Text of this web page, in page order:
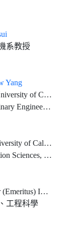
系教授
Yang
Chairman, Thirty Meter Telescope International Observatory Board (2007-present)
Higher Education
Berkeley
Sciences
Research Center
工程科學